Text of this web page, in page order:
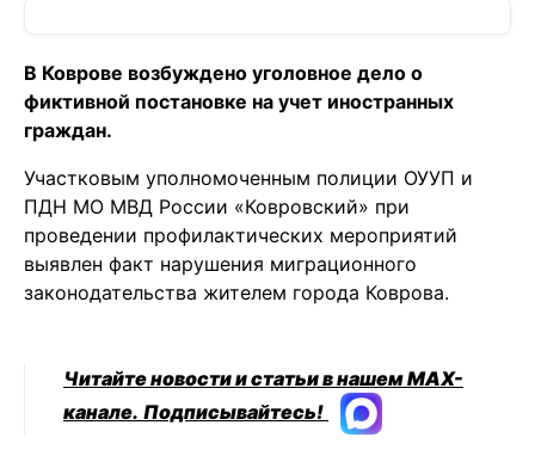
В Коврове возбуждено уголовное дело о
фиктивной постановке на учет иностранных
граждан.
Участковым уполномоченным полиции ОУУП и
ПДН МО МВД России «Ковровский» при
проведении профилактических мероприятий
выявлен факт нарушения миграционного
законодательства жителем города Коврова.
Читайте новости и статьи в нашем MAX-
канале. Подписывайтесь!